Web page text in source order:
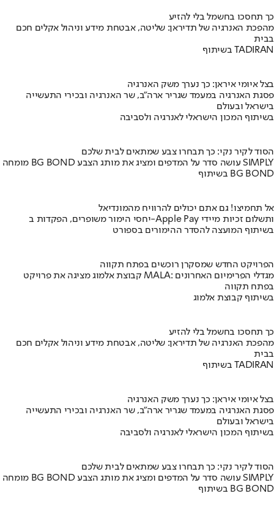
כך תחסכו בחשמל בלי להזיע
מהפכת האנרגיה של תדיראן: שליטה, אבטחת מידע וניהול אקלים חכם
בבית
בשיתוף TADIRAN
בצל איומי איראן: כך נערך משק האנרגיה
פסגת האנרגיה במעמד שגריר ארה"ב, שר האנרגיה ובכירי התעשייה
בישראל ובעולם
בשיתוף המכון הישראלי לאנרגיה ולסביבה
הסוד לקיר נקי: כך תבחרו צבע שמתאים לבית שלכם
מומחה BG BOND עושה סדר על המדפים ומציג את מותג הצבע SIMPLY
בשיתוף BG BOND
אל תחמיצו! גם אתם יכולים להרוויח מהמונדיאל
יחסי הימור משופרים, הפקדות ב-Apple Pay ותשלום זכיות מיידי
בשיתוף המועצה להסדר ההימורים בספורט
הפרויקט החדש שמסקרן רוכשים בפתח תקווה
קבוצת אלמוג מציגה את פרויקט MALA: מגדלי הפרימיום האחרונים
בפתח תקווה
בשיתוף קבוצת אלמוג
כך תחסכו בחשמל בלי להזיע
מהפכת האנרגיה של תדיראן: שליטה, אבטחת מידע וניהול אקלים חכם
בבית
בשיתוף TADIRAN
בצל איומי איראן: כך נערך משק האנרגיה
פסגת האנרגיה במעמד שגריר ארה"ב, שר האנרגיה ובכירי התעשייה
בישראל ובעולם
בשיתוף המכון הישראלי לאנרגיה ולסביבה
הסוד לקיר נקי: כך תבחרו צבע שמתאים לבית שלכם
מומחה BG BOND עושה סדר על המדפים ומציג את מותג הצבע SIMPLY
בשיתוף BG BOND